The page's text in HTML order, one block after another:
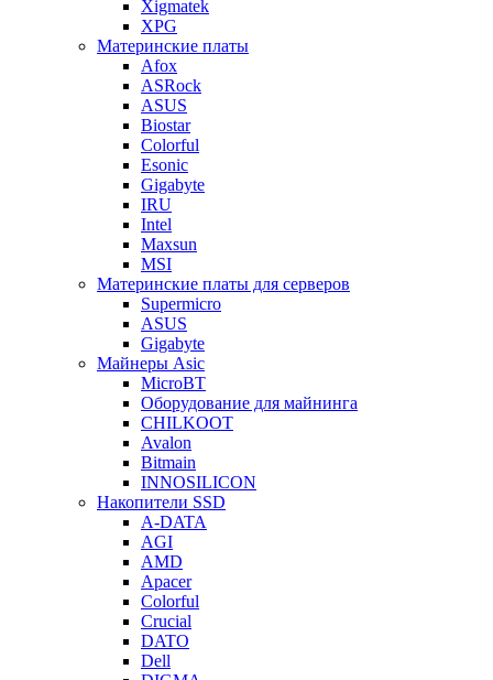
Xigmatek
XPG
Материнские платы
Afox
ASRock
ASUS
Biostar
Colorful
Esonic
Gigabyte
IRU
Intel
Maxsun
MSI
Материнские платы для серверов
Supermicro
ASUS
Gigabyte
Майнеры Asic
MicroBT
Оборудование для майнинга
CHILKOOT
Avalon
Bitmain
INNOSILICON
Накопители SSD
A-DATA
AGI
AMD
Apacer
Colorful
Crucial
DATO
Dell